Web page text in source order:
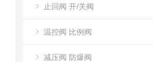
止回阀 开/关阀
温控阀 比例阀
减压阀 防爆阀